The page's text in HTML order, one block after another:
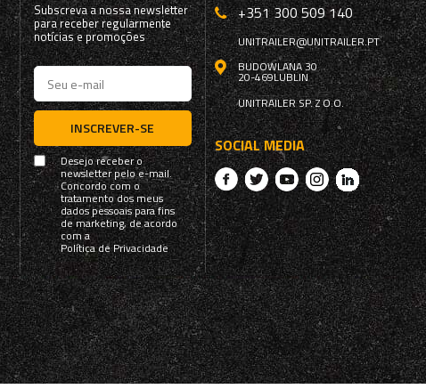
Subscreva a nossa newsletter
para receber regularmente
notícias e promoções
INSCREVER-SE
Desejo receber o
newsletter pelo e-mail.
Concordo com o
tratamento dos meus
dados pessoais para fins
de marketing, de acordo
com a
Política de Privacidade
+351 300 509 140
UNITRAILER@UNITRAILER.PT
BUDOWLANA 30
20-469LUBLIN
UNITRAILER SP. Z O.O.
SOCIAL MEDIA